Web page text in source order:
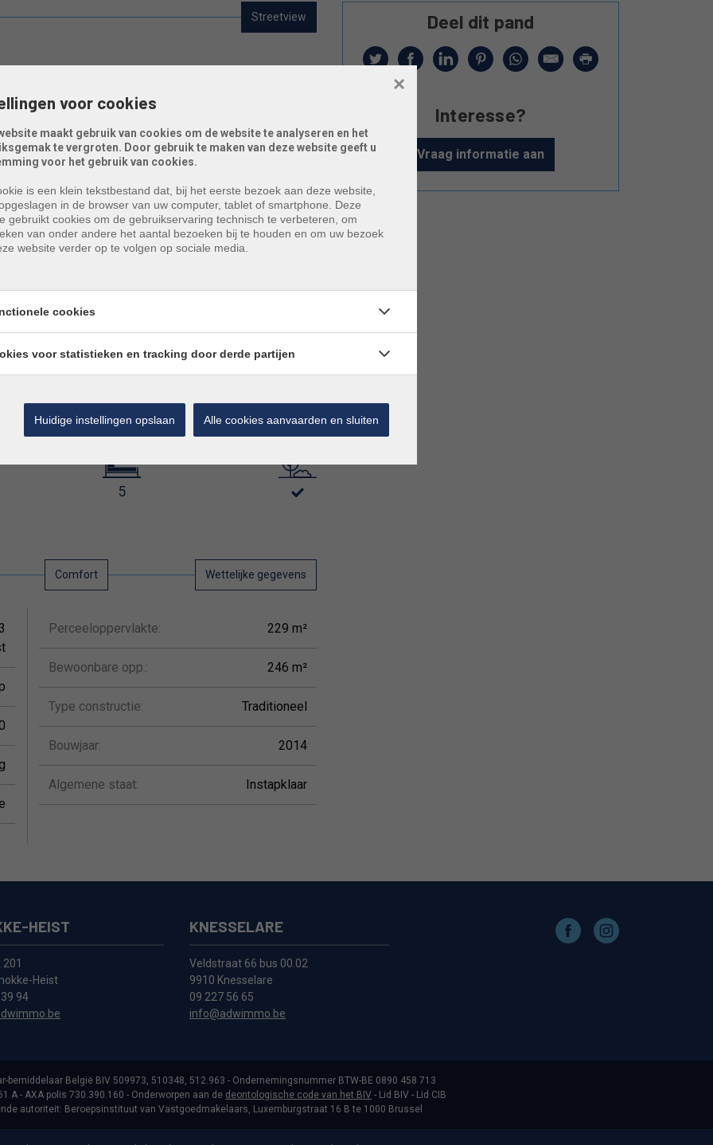
woning met
Streetview
eigenaar/aannemer deze woning zelf heeft
hoge plafonds en afwerking met oog voor
is voor wie op zoek is naar een ruime
tweede en dakverdieping werden voorzien van een
mogelijkheid tot badkamer - kangoeroewoning mog.
voorzien en een volledig afgesloten tuin met
5
Deel dit pand
Interesse?
Vraag informatie aan
Comfort Wettelijke gegevens
Perceeloppervlakte: 229 m²
Bewoonbare opp.: 246 m²
Type constructie: Traditioneel
Bouwjaar: 2014
Algemene staat: Instapklaar
HEIST
Heist
94
KNESSELARE
Veldstraat 66 bus 00.02
9910 Knesselare
09 227 56 65
info@adwimmo.be
bemiddelaar België BIV 509973, 510348, 512.963 - Ondernemingsnummer BTW-BE 0890 458 713
A - AXA polis 730.390.160 - Onderworpen aan de deontologische code van het BIV - Lid BIV - Lid CIB
autoriteit: Beroepsinstituut van Vastgoedmakelaars, Luxemburgstraat 16 B te 1000 Brussel
voor cookies
maakt gebruik van cookies om de website te analyseren en het
te vergroten. Door gebruik te maken van deze website geeft u
voor het gebruik van cookies.
is een klein tekstbestand dat, bij het eerste bezoek aan deze website,
in de browser van uw computer, tablet of smartphone. Deze
gebruikt cookies om de gebruikservaring technisch te verbeteren, om
van onder andere het aantal bezoeken bij te houden en om uw bezoek
website verder op te volgen op sociale media.
×
cookies
voor statistieken en tracking door derde partijen
Huidige instellingen opslaan Alle cookies aanvaarden en sluiten